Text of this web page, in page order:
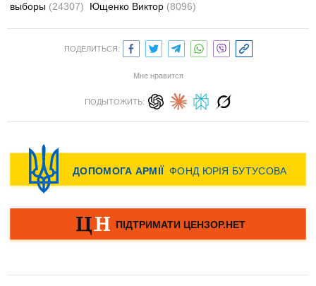
выборы (24307) Ющенко Виктор (8096)
ПОДЕЛИТЬСЯ:
Мне нравится
ПОДЫТОЖИТЬ: